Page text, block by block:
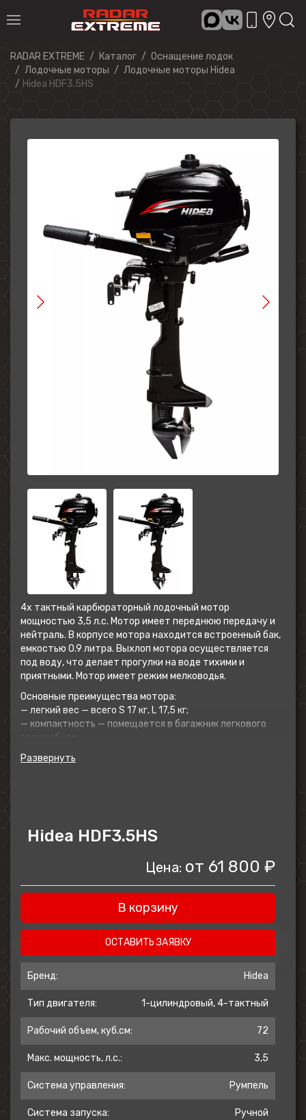
RADAR EXTREME Каталог
Оснащение лодок
Лодочные моторы
Лодочные моторы Hidea
Hidea HDF3.5HS
4х тактный карбюраторный лодочный мотор
мощностью 3,5 л.с. Мотор имеет переднюю передачу и
нейтраль. В корпусе мотора находится встроенный бак,
емкостью 0.9 литра. Выхлоп мотора осуществляется
под воду, что делает прогулки на воде тихими и
приятными. Мотор имеет режим мелководья.
Основные преимущества мотора:
— легкий вес — всего S 17 кг, L 17,5 кг;
— компактность — помещается в багажник легкового
автомобиля;
— стабильная работа и бездымность на малом ходу;
— малый расход топлива — бака хватит не на одну
Hidea HDF3.5HS
Цена: от 61 800 ₽
В корзину
ОСТАВИТЬ ЗАЯВКУ
Бренд: Hidea
Тип двигателя: 1-цилиндровый, 4-тактный
Рабочий объем, куб.см: 72
Макс. мощность, л.с.: 3,5
Система управления: Румпель
Система запуска: Ручной